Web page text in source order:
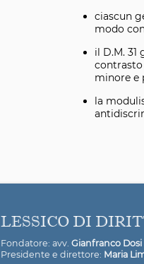
ciascun
modo
il D.M.
minore e
la
LESSICO DI
Fondatore: avv. Gianfranco Dosi
Presidente e direttore: Maria